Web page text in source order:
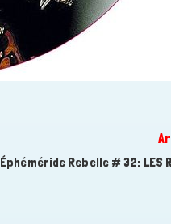
Éphéméride Rebelle # 32: LES